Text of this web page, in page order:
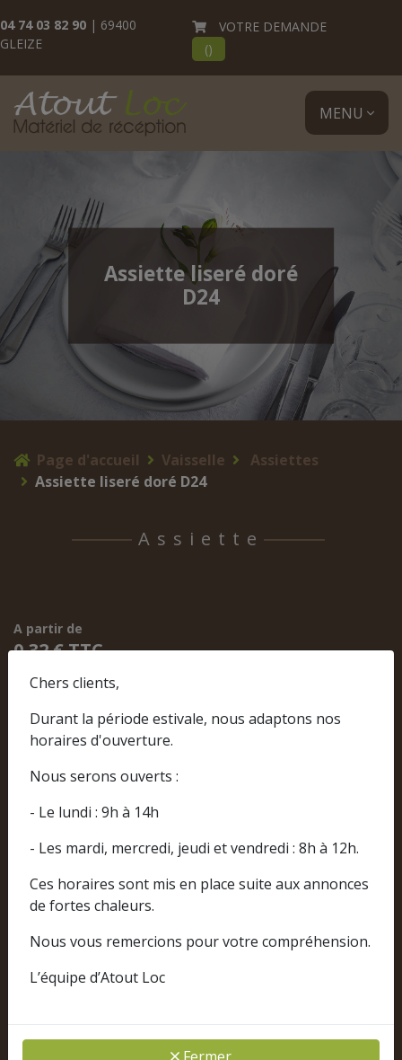
Chers clients,
Durant la période estivale, nous adaptons nos
horaires d'ouverture.
Nous serons ouverts :
- Le lundi : 9h à 14h
- Les mardi, mercredi, jeudi et vendredi : 8h à 12h.
Ces horaires sont mis en place suite aux annonces
de fortes chaleurs.
Nous vous remercions pour votre compréhension.
L’équipe d’Atout Loc
Fermer
04 74 03 82 90 | 69400
GLEIZE
VOTRE DEMANDE
()
MENU
Assiette liseré doré
D24
Page d'accueil Vaisselle
Assiettes
Assiette liseré doré D24
Assiette
A partir de
0,32 € TTC